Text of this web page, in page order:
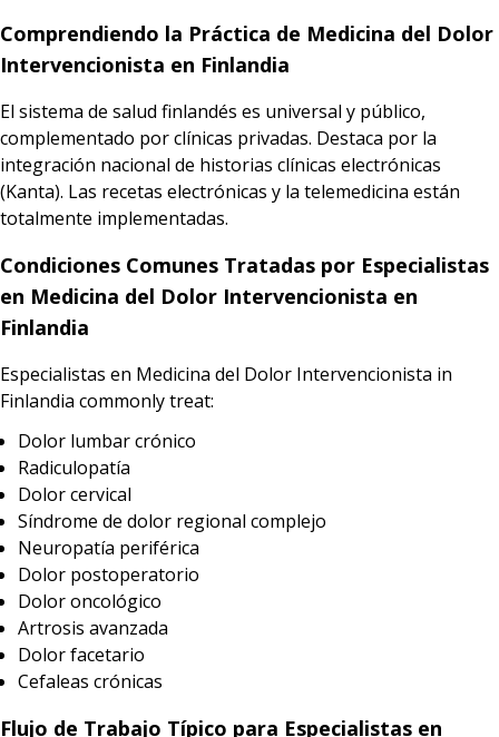
Comprendiendo la Práctica de Medicina del Dolor
Intervencionista en Finlandia
El sistema de salud finlandés es universal y público,
complementado por clínicas privadas. Destaca por la
integración nacional de historias clínicas electrónicas
(Kanta). Las recetas electrónicas y la telemedicina están
totalmente implementadas.
Condiciones Comunes Tratadas por Especialistas
en Medicina del Dolor Intervencionista en
Finlandia
Especialistas en Medicina del Dolor Intervencionista in
Finlandia commonly treat:
Dolor lumbar crónico
Radiculopatía
Dolor cervical
Síndrome de dolor regional complejo
Neuropatía periférica
Dolor postoperatorio
Dolor oncológico
Artrosis avanzada
Dolor facetario
Cefaleas crónicas
Flujo de Trabajo Típico para Especialistas en